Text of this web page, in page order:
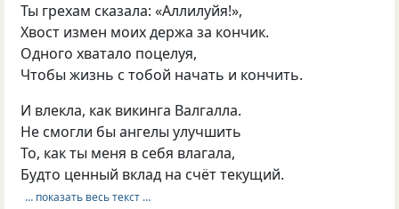
Ты грехам сказала: «Аллилуйя!»,
Хвост измен моих держа за кончик.
Одного хватало поцелуя,
Чтобы жизнь с тобой начать и кончить.
И влекла, как викинга Валгалла.
Не смогли бы ангелы улучшить
То, как ты меня в себя влагала,
Будто ценный вклад на счёт текущий.
… показать весь текст …